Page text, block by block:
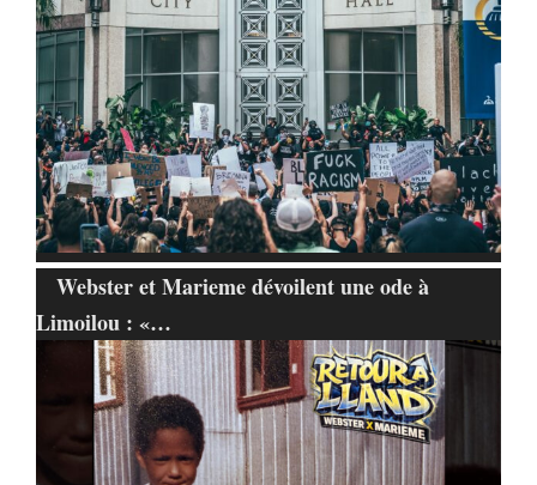
Webster et Marieme dévoilent une ode à
Limoilou : «…